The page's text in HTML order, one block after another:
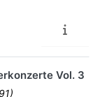
Vol. 3